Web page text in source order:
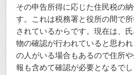
その申告所得に応じた住民税の
す。これは税務署と役所の間で
されているからです。現在は、
物の確認が行われていると思わ
の人がいる場合もあるので住所
報も含めて確認が必要となるで